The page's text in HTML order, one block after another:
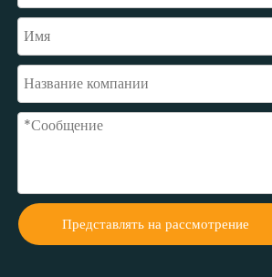
Представлять на рассмотрение